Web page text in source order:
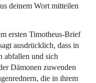
deinem Wort mitteilen
ersten Timotheus-Brief
ausdrücklich, dass in
abfallen und sich
Dämonen zuwenden
die in ihrem